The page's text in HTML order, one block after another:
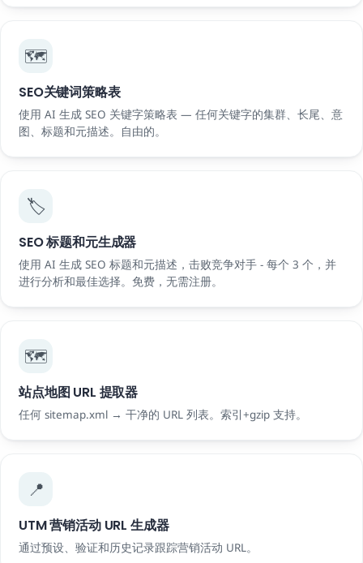
🗺️
SEO关键词策略表
使用 AI 生成 SEO 关键字策略表 — 任何关键字的集群、长尾、意
图、标题和元描述。自由的。
🏷️
SEO 标题和元生成器
使用 AI 生成 SEO 标题和元描述，击败竞争对手 - 每个 3 个，并
进行分析和最佳选择。免费，无需注册。
🗺️
站点地图 URL 提取器
任何 sitemap.xml → 干净的 URL 列表。索引+gzip 支持。
📍
UTM 营销活动 URL 生成器
通过预设、验证和历史记录跟踪营销活动 URL。